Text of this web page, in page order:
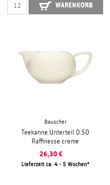
WARENKORB
Bauscher
Teekanne Unterteil 0.50
Raffinesse creme
26,30 €
Lieferzeit ca. 4 - 5 Wochen